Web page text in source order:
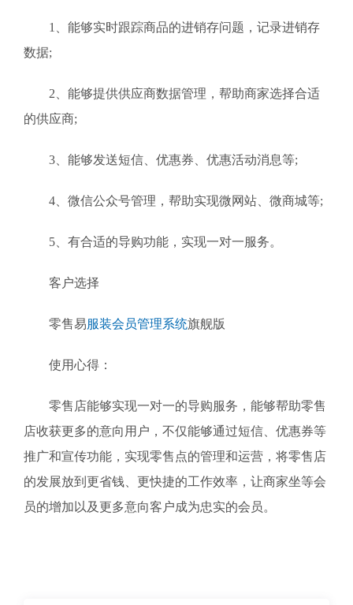
1、能够实时跟踪商品的进销存问题，记录进销存
数据;
2、能够提供供应商数据管理，帮助商家选择合适
的供应商;
3、能够发送短信、优惠券、优惠活动消息等;
4、微信公众号管理，帮助实现微网站、微商城等;
5、有合适的导购功能，实现一对一服务。
客户选择
零售易服装会员管理系统旗舰版
使用心得：
零售店能够实现一对一的导购服务，能够帮助零售
店收获更多的意向用户，不仅能够通过短信、优惠券等
推广和宣传功能，实现零售点的管理和运营，将零售店
的发展放到更省钱、更快捷的工作效率，让商家坐等会
员的增加以及更多意向客户成为忠实的会员。